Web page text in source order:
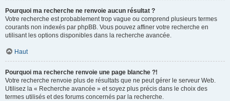
Pourquoi ma recherche ne renvoie aucun résultat ?
Votre recherche est probablement trop vague ou comprend plusieurs termes
courants non indexés par phpBB. Vous pouvez affiner votre recherche en
utilisant les options disponibles dans la recherche avancée.
Haut
Pourquoi ma recherche renvoie une page blanche ?!
Votre recherche renvoie plus de résultats que ne peut gérer le serveur Web.
Utilisez la « Recherche avancée » et soyez plus précis dans le choix des
termes utilisés et des forums concernés par la recherche.